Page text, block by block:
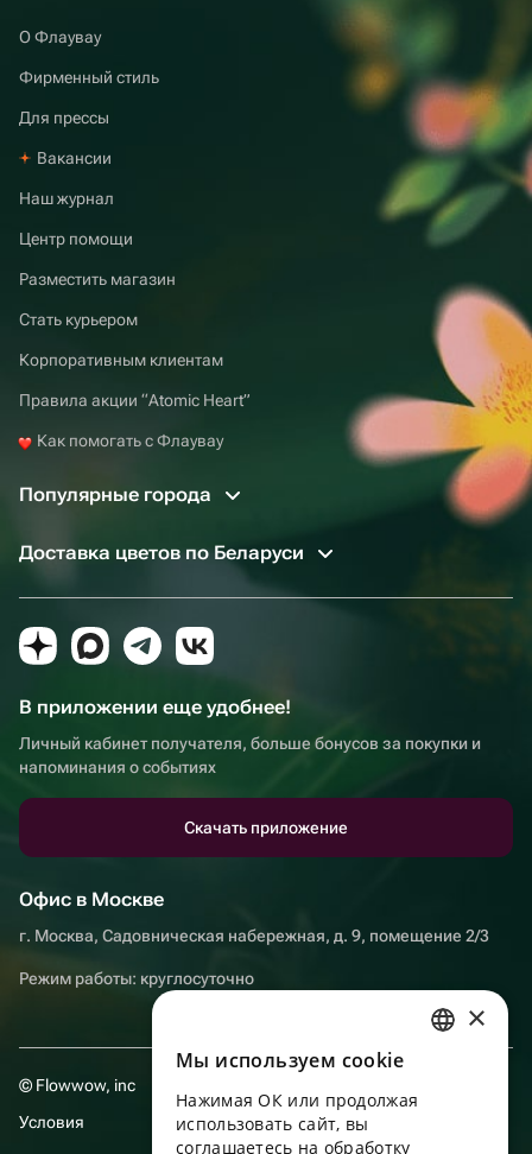
О Флаувау
Фирменный стиль
Для прессы
Вакансии
Наш журнал
Центр помощи
Разместить магазин
Стать курьером
Корпоративным клиентам
Правила акции “Atomic Heart”
Как помогать с Флаувау
Популярные города
Доставка цветов по Беларуси
В приложении еще удобнее!
Личный кабинет получателя, больше бонусов за покупки и
напоминания о событиях
Скачать приложение
Офис в Москве
г. Москва, Садовническая набережная, д. 9, помещение 2/3
Режим работы: круглосуточно
© Flowwow, inc
Условия
ENGLISH
UKRAINIAN
×
Мы используем сookie
Нажимая ОК или продолжая
использовать сайт, вы
соглашаетесь на обработку